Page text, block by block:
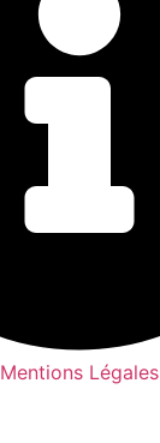
Mentions Légales